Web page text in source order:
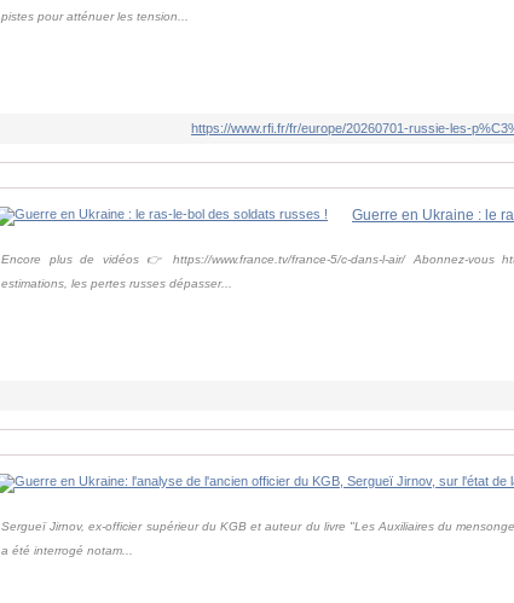
pistes pour atténuer les tension...
https://www.rfi.fr/fr/europe/20260701-russie-les-
Guerre en Ukraine : le
Encore plus de vidéos 👉 https://www.france.tv/france-5/c-dans-l-air/ Abonnez-vous
estimations, les pertes russes dépasser...
Sergueï Jirnov, ex-officier supérieur du KGB et auteur du livre "Les Auxiliaires du
a été interrogé notam...